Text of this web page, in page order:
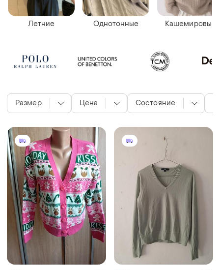
Летние Однотонные Кашемировые
Размер Цена Состояние